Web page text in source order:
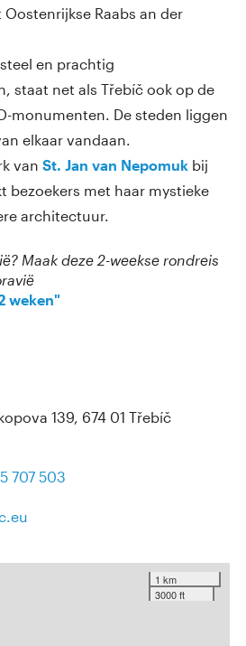
Raabs an der
en prachtig
staat net als Třebíč ook op de
monumenten. De steden liggen
elkaar vandaan.
van St. Jan van Nepomuk bij
bezoekers met haar mystieke
architectuur.
Maak deze 2-weekse rondreis
weken"
139, 674 01 Třebíč
707 503
1 km
3000 ft